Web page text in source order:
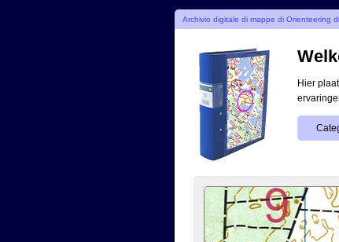
Archivio digitale di mappe di Orienteering
Hier